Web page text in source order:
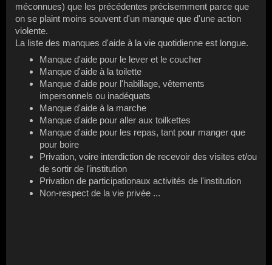
méconnues) que les précédentes précisemment parce que
on se plaint moins souvent d'un manque que d'une action
violente.
La liste des manques d'aide à la vie quotidienne est longue.
Manque d'aide pour le lever et le coucher
Manque d'aide à la toilette
Manque d'aide pour l'habillage, vêtements
impersonnels ou inadéquats
Manque d'aide à la marche
Manque d'aide pour aller aux toilkettes
Manque d'aide pour les repas, tant pour manger que
pour boire
Privation, voire interdiction de recevoir des visites et/ou
de sortir de l'institution
Privation de participationaux activités de l'institution
Non-respect de la vie privée ...